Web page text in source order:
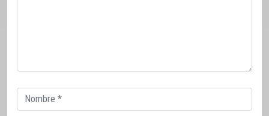
Correo
electrónico